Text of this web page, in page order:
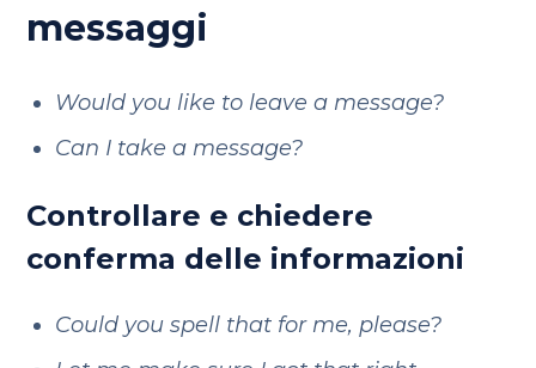
messaggi
Would you like to leave a message?
Can I take a message?
Controllare e chiedere
conferma delle informazioni
Could you spell that for me, please?